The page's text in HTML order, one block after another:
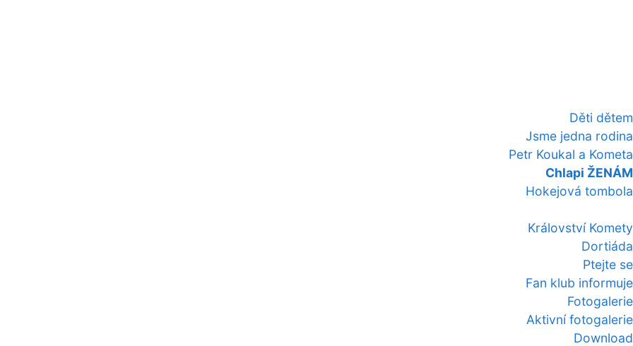
Děti dětem
Jsme jedna rodina
Petr Koukal a Kometa
Chlapi ŽENÁM
Hokejová tombola
Království Komety
Dortiáda
Ptejte se
Fan klub informuje
Fotogalerie
Aktivní fotogalerie
Download